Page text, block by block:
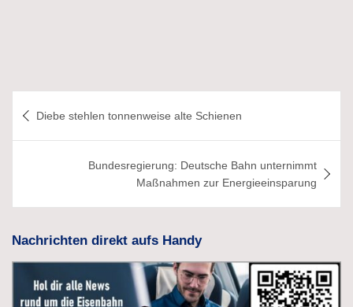
Diebe stehlen tonnenweise alte Schienen
Bundesregierung: Deutsche Bahn unternimmt
Maßnahmen zur Energieeinsparung
Nachrichten direkt aufs Handy